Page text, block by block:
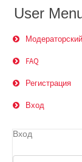
User
FAQ
Регистрация
Вход
Вход